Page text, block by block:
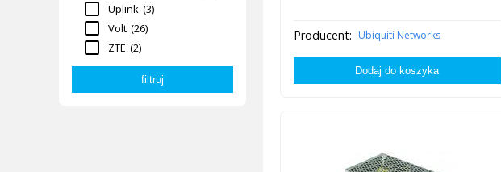
Uplink (3)
Volt (26)
ZTE (2)
Producent: Ubiquiti Networks